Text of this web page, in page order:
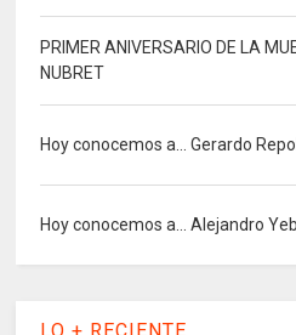
PRIMER ANIVERSARIO DE LA
NUBRET
Hoy conocemos a... Gerardo
Hoy conocemos a... Alejandro